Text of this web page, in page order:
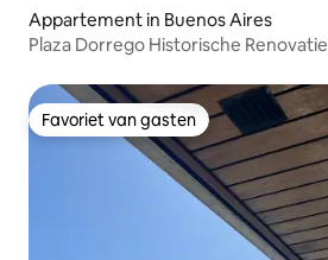
Appartement in Buenos Aires
Plaza Dorrego Historische Renovatie
Favoriet van gasten
Favoriet van gasten